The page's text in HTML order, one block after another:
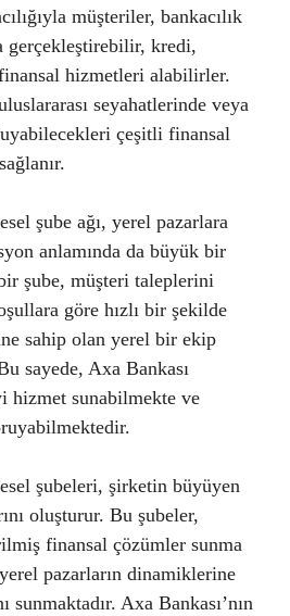
müşteriler, bankacılık
gerçekleştirebilir, kredi,
hizmetleri alabilirler.
seyahatlerinde veya
çeşitli finansal
şube ağı, yerel pazarlara
anlamında da büyük bir
şube, müşteri taleplerini
göre hızlı bir şekilde
sahip olan yerel bir ekip
sayede, Axa Bankası
hizmet sunabilmekte ve
şubeleri, şirketin büyüyen
oluşturur. Bu şubeler,
finansal çözümler sunma
pazarların dinamiklerine
sunmaktadır. Axa Bankası’nın